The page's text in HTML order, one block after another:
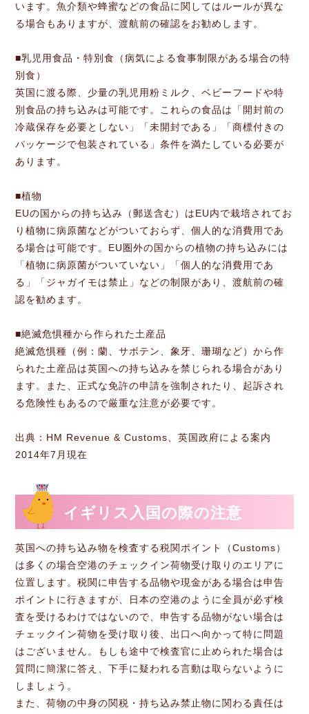
います。魚介類や蜂蜜などの食品に関してはルールが異な
る場合もありますが、渡航前の確認をお勧めします。
■乳児用食品・特別食（病気による食事制限がある場合の特
別食）
英国に渡る際、少量の乳児用粉ミルク、ベビーフードや特
別食品の持ち込みは可能です。これらの食品は「開封前の
冷蔵保存を必要としない」「未開封である」「商標付きの
パッケージで包装されている」条件を満たしている必要が
あります。
■植物
EUの国からの持ち込み（郵送含む）はEU内で栽培されてお
り植物に病原菌などがついておらず、個人的な消費用であ
る場合は可能です。EU圏外の国からの植物の持ち込みには
「植物に病原菌がついていない」「個人的な消費用であ
る」「ジャガイモは禁止」などの制限があり、渡航前の確
認を勧めます。
■絶滅危惧種から作られた土産品
絶滅危惧種（例：蘭、サボテン、象牙、珊瑚など）から作
られた土産品は英国への持ち込みを禁じられる場合があり
ます。また、正式な免許の申請を強制されたり、起訴され
る危険性もあるので厳重な注意が必要です。
出典：HM Revenue & Customs、英国政府による案内
2014年7月現在
イギリス入国の際の注意
英国への持ち込み物を検査する税関ポイント（Customs）
は多くの場合空港のチェックイン荷物受け取りのエリアに
位置します。税関に申告する品物や現金がある場合は申告
ポイントに行きますが、日本の空港のように全員が必ず検
査を受けるわけではないので、申告する品物がない場合は
チェックイン荷物を受け取り後、出口へ向かって特に問題
はございません。もしも途中で検査官に止められた場合は
質問に簡潔に答え、下手に疑われる言動は取らないように
しましょう。
また、荷物の中身の関税・持ち込み禁止物に関わる責任は